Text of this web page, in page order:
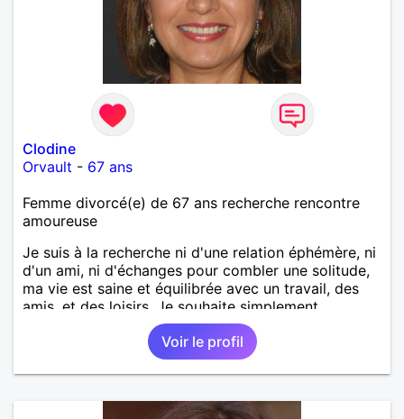
Clodine
Orvault - 67 ans
Femme divorcé(e) de 67 ans recherche rencontre
amoureuse
Je suis à la recherche ni d'une relation éphémère, ni
d'un ami, ni d'échanges pour combler une solitude,
ma vie est saine et équilibrée avec un travail, des
amis, et des loisirs. Je souhaite simplement
rencontrer un homme de la région de Orvault qui
recherche une relation sérieuse !
Voir le profil